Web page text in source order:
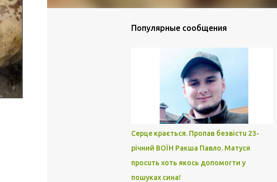
Популярные сообщения
Серце крається. Пропав безвістu 23-
річний ВОЇН Ракша Павло. Матуся
просuть хоть якось допомоrти у
пошуках сина!